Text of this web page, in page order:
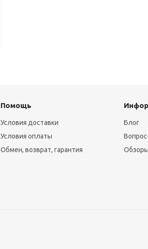
Помощь
Условия доставки
Условия оплаты
Обмен, возврат, гарантия
Блог
Обзоры